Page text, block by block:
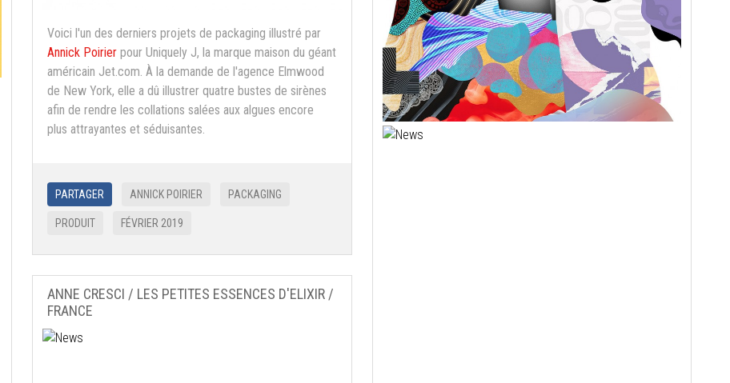
Voici l'un des derniers projets de packaging illustré par
Annick Poirier pour Uniquely J, la marque maison du géant
américain Jet.com. À la demande de l'agence Elmwood
de New York, elle a dû illustrer quatre bustes de sirènes
afin de rendre les collations salées aux algues encore
plus attrayantes et séduisantes.
PARTAGER ANNICK POIRIER PACKAGING
PRODUIT FÉVRIER 2019
ANNE CRESCI / LES PETITES ESSENCES D'ELIXIR /
FRANCE